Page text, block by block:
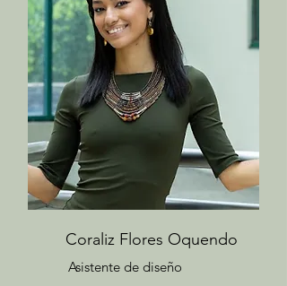
Coraliz Flores Oquendo
Asistente de diseño